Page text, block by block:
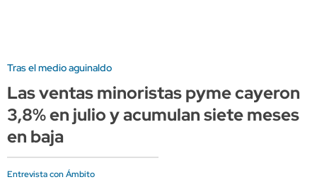
Tras el medio aguinaldo
Las ventas minoristas pyme cayeron
3,8% en julio y acumulan siete meses
en baja
Entrevista con Ámbito